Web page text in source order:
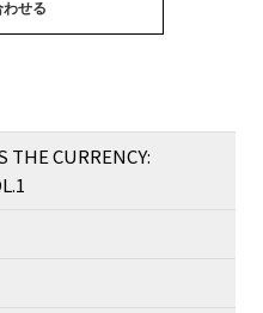
THE CURRENCY: